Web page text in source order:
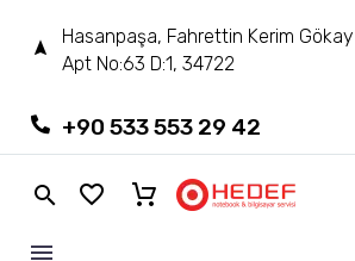
Hasanpaşa, Fahrettin Kerim
Apt No:63 D:1, 34722
+90 533 553 29 42